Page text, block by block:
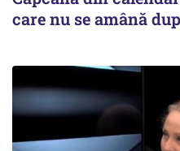
care nu se amână